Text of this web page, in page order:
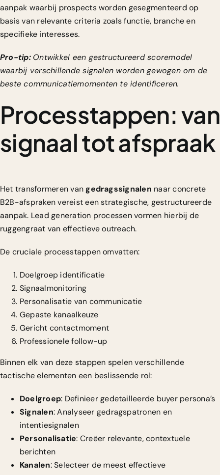
aanpak waarbij prospects worden gesegmenteerd op
basis van relevante criteria zoals functie, branche en
specifieke interesses.
Pro-tip: Ontwikkel een gestructureerd scoremodel
waarbij verschillende signalen worden gewogen om de
beste communicatiemomenten te identificeren.
Processtappen: van
signaal tot afspraak
Het transformeren vangedragssignalen naar concrete
B2B-afspraken vereist een strategische, gestructureerde
aanpak. Lead generation processen vormen hierbij de
ruggengraat van effectieve outreach.
De cruciale processtappen omvatten:
Doelgroep identificatie
Signaalmonitoring
Personalisatie van communicatie
Gepaste kanaalkeuze
Gericht contactmoment
Professionele follow-up
Binnen elk van deze stappen spelen verschillende
tactische elementen een beslissende rol:
Doelgroep: Definieer gedetailleerde buyer persona’s
Signalen: Analyseer gedragspatronen en
intentiesignalen
Personalisatie: Creëer relevante, contextuele
berichten
Kanalen: Selecteer de meest effectieve